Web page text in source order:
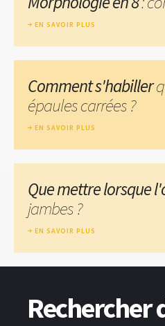
EN SAVOIR PLUS
Comment s'habiller
épaules carrées ?
EN SAVOIR PLUS
Que mettre lorsque
jambes ?
EN SAVOIR PLUS
Rechercher